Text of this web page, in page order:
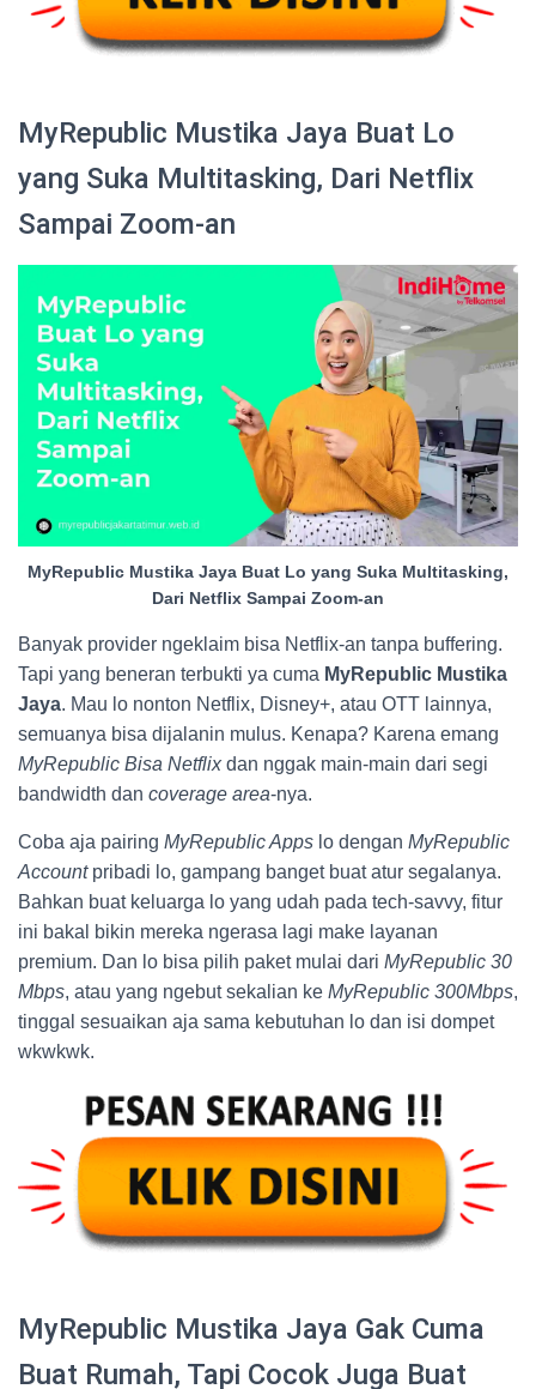
MyRepublic Mustika Jaya Buat Lo
yang Suka Multitasking, Dari Netflix
Sampai Zoom-an
MyRepublic Mustika Jaya Buat Lo yang Suka Multitasking,
Dari Netflix Sampai Zoom-an
Banyak provider ngeklaim bisa Netflix-an tanpa buffering.
Tapi yang beneran terbukti ya cuma MyRepublic Mustika
Jaya. Mau lo nonton Netflix, Disney+, atau OTT lainnya,
semuanya bisa dijalanin mulus. Kenapa? Karena emang
MyRepublic Bisa Netflixdan nggak main-main dari segi
bandwidth dan coverage area-nya.
Coba aja pairing MyRepublic Apps lo dengan MyRepublic
Accountpribadi lo, gampang banget buat atur segalanya.
Bahkan buat keluarga lo yang udah pada tech-savvy, fitur
ini bakal bikin mereka ngerasa lagi make layanan
premium. Dan lo bisa pilih paket mulai dari MyRepublic 30
Mbps, atau yang ngebut sekalian ke MyRepublic 300Mbps,
tinggal sesuaikan aja sama kebutuhan lo dan isi dompet
wkwkwk.
MyRepublic Mustika Jaya Gak Cuma
Buat Rumah, Tapi Cocok Juga Buat